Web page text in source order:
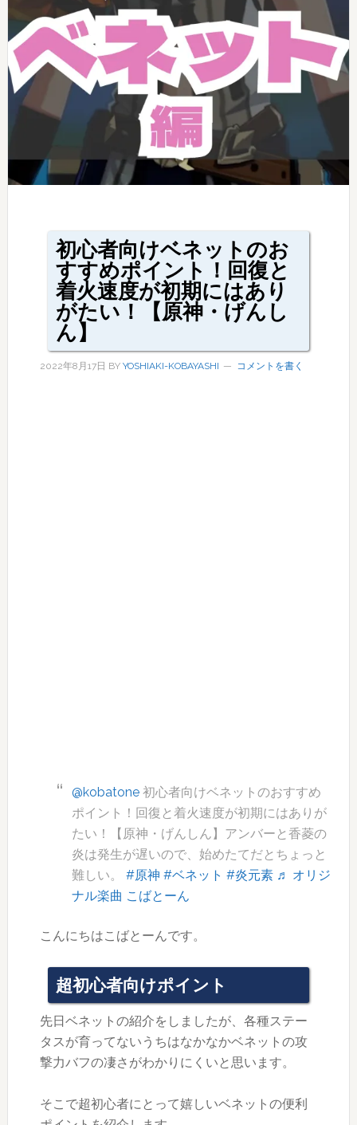
初心者向けベネットのお
すすめポイント！回復と
着火速度が初期にはあり
がたい！【原神・げんし
ん】
2022年8月17日 BY YOSHIAKI-KOBAYASHI コメントを書く
@kobatone初心者向けベネットのおすすめ
ポイント！回復と着火速度が初期にはありが
たい！【原神・げんしん】アンバーと香菱の
炎は発生が遅いので、始めたてだとちょっと
難しい。 #原神 #ベネット #炎元素 ♬ オリジ
ナル楽曲 こばとーん
こんにちはこばとーんです。
超初心者向けポイント
先日ベネットの紹介をしましたが、各種ステー
タスが育ってないうちはなかなかベネットの攻
撃力バフの凄さがわかりにくいと思います。
そこで超初心者にとって嬉しいベネットの便利